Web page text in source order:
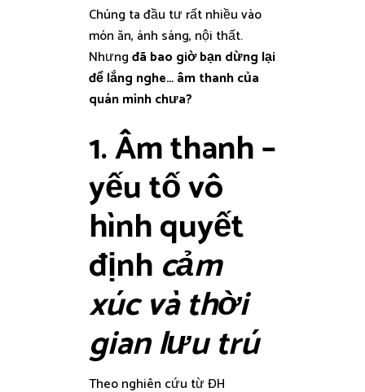
Chúng ta đầu tư rất nhiều vào
món ăn, ánh sáng, nội thất.
Nhưngđã bao giờ bạn dừng lại
để lắng nghe… âm thanh của
quán mình chưa?
1. Âm thanh –
yếu tố vô
hình quyết
địnhcảm
xúc và thời
gian lưu trú
Theo nghiên cứu từ ĐH